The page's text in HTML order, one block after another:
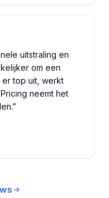
uitstraling en
om een
er top uit, werkt
neemt het
”